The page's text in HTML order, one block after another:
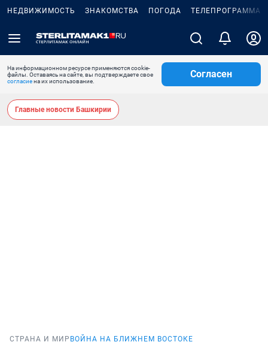
НЕДВИЖИМОСТЬ ЗНАКОМСТВА ПОГОДА ТЕЛЕПРОГРАММА
На информационном ресурсе применяются cookie-
файлы. Оставаясь на сайте, вы подтверждаете свое
согласиена их использование.
Согласен
Главные новости Башкирии
СТРАНА И МИР ВОЙНА НА БЛИЖНЕМ ВОСТОКЕ